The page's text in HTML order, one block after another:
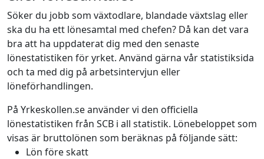
Söker du jobb som växtodlare, blandade växtslag eller
ska du ha ett lönesamtal med chefen? Då kan det vara
bra att ha uppdaterat dig med den senaste
lönestatistiken för yrket. Använd gärna vår statistiksida
och ta med dig på arbetsintervjun eller
löneförhandlingen.
På Yrkeskollen.se använder vi den officiella
lönestatistiken från SCB i all statistik. Lönebeloppet som
visas är bruttolönen som beräknas på följande sätt:
Lön före skatt